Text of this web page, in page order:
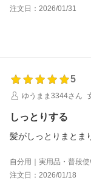
注文日：2026/01/31
5
ゆうまま3344さん
しっとりする
髪がしっとりまとま
自分用｜実用品・普段使
注文日：2026/01/18